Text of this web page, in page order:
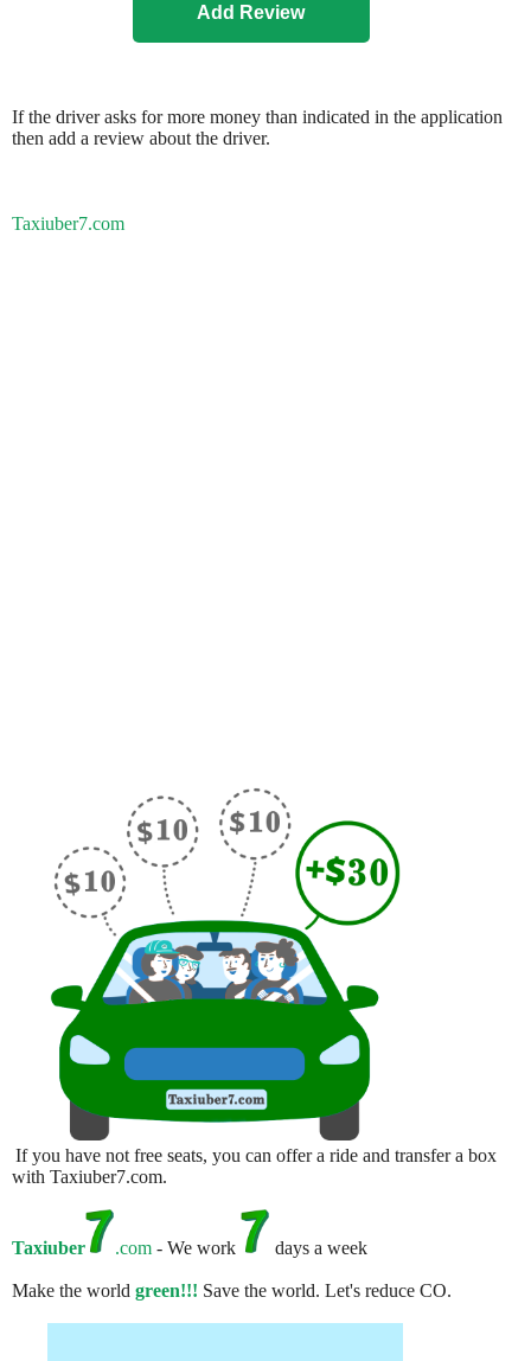
If the driver asks for more money than indicated in the application
then add a review about the driver.
Taxiuber7.com
If you have not free seats, you can offer a ride and transfer a box
with Taxiuber7.com.
Taxiuber .com - We work days a week
Make the world green!!! Save the world. Let's reduce CO.